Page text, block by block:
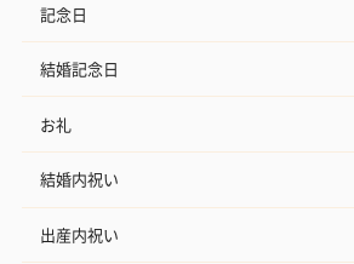
記念日
結婚記念日
お礼
結婚内祝い
出産内祝い